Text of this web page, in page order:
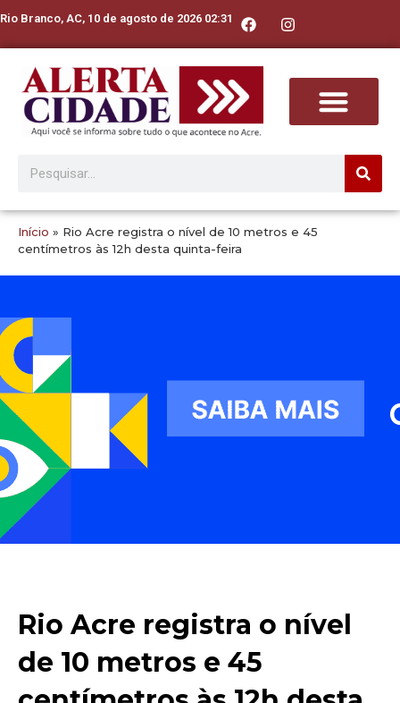
Rio Branco, AC, 10 de agosto de 2026 02:31
Início » Rio Acre registra o nível de 10 metros e 45
centímetros às 12h desta quinta-feira
Rio Acre registra o nível
de 10 metros e 45